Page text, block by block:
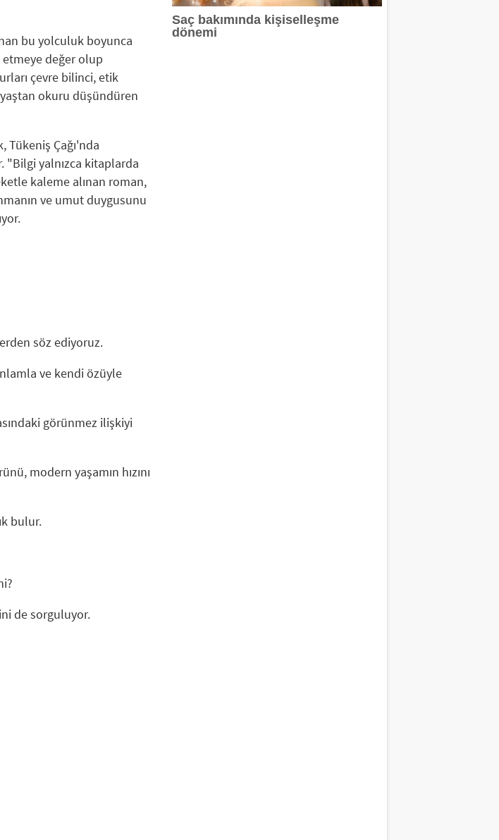
bu yolculuk boyunca
etmeye değer olup
çevre bilinci, etik
yaştan okuru düşündüren
Tükeniş Çağı'nda
"Bilgi yalnızca kitaplarda
kaleme alınan roman,
ve umut duygusunu
söz ediyoruz.
ve kendi özüyle
görünmez ilişkiyi
modern yaşamın hızını
bulur.
de sorguluyor.
Saç bakımında kişiselleşme
dönemi